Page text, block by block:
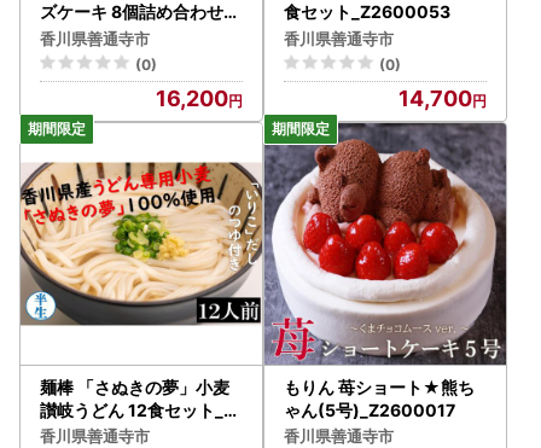
ズケーキ 8個詰め合わせ_Z
2600505
香川県善通寺市
(0)
16,200
食セット_Z2600053
香川県善通寺市
(0)
14,700
麺棒 「さぬきの夢」小麦
讃岐うどん 12食セット_Z
2600052
香川県善通寺市
もりん 苺ショート★熊ち
ゃん(5号)_Z2600017
香川県善通寺市